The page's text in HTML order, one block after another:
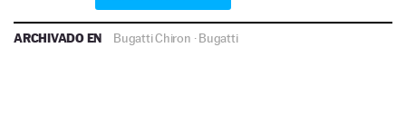
ARCHIVADO EN Bugatti Chiron ·Bugatti